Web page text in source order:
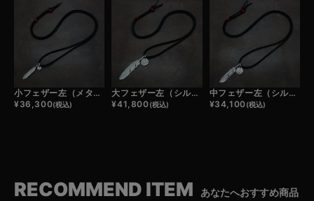
小フェザー左（メタル）×極小メタルチャーム×鹿革紐×アンティークビーズ/ネックレスカスタム
¥36,300(税込)
大フェザー左（シルバー）×小メタルチャーム×鹿革紐×アンティークビーズ/ネックレスカスタム
¥41,800(税込)
中フェザー左（シルバー）×小メタルチャーム×鹿革紐×アンティークビーズ/ネックレスカスタム
¥34,100(税込)
RECOMMEND ITEM あなたへおすすめ商品